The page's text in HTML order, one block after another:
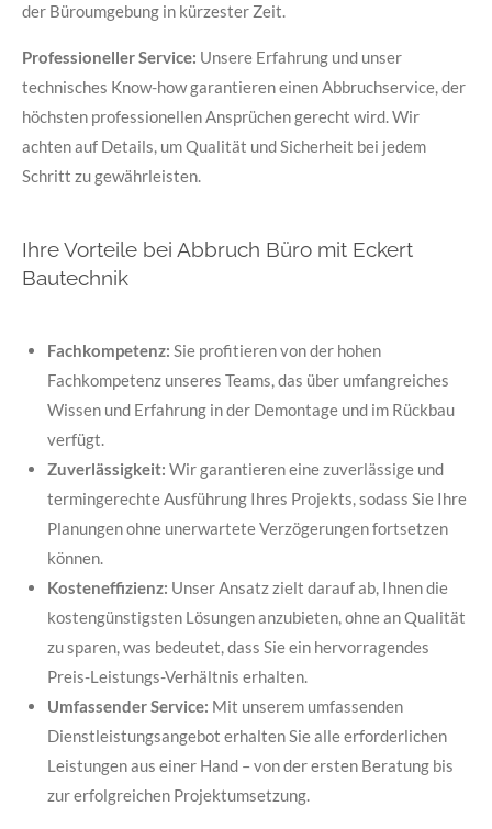
der Büroumgebung in kürzester Zeit.
Professioneller Service: Unsere Erfahrung und unser
technisches Know-how garantieren einen Abbruchservice, der
höchsten professionellen Ansprüchen gerecht wird. Wir
achten auf Details, um Qualität und Sicherheit bei jedem
Schritt zu gewährleisten.
Ihre Vorteile bei Abbruch Büro mit Eckert
Bautechnik
Fachkompetenz: Sie profitieren von der hohen
Fachkompetenz unseres Teams, das über umfangreiches
Wissen und Erfahrung in der Demontage und im Rückbau
verfügt.
Zuverlässigkeit: Wir garantieren eine zuverlässige und
termingerechte Ausführung Ihres Projekts, sodass Sie Ihre
Planungen ohne unerwartete Verzögerungen fortsetzen
können.
Kosteneffizienz: Unser Ansatz zielt darauf ab, Ihnen die
kostengünstigsten Lösungen anzubieten, ohne an Qualität
zu sparen, was bedeutet, dass Sie ein hervorragendes
Preis-Leistungs-Verhältnis erhalten.
Umfassender Service: Mit unserem umfassenden
Dienstleistungsangebot erhalten Sie alle erforderlichen
Leistungen aus einer Hand – von der ersten Beratung bis
zur erfolgreichen Projektumsetzung.